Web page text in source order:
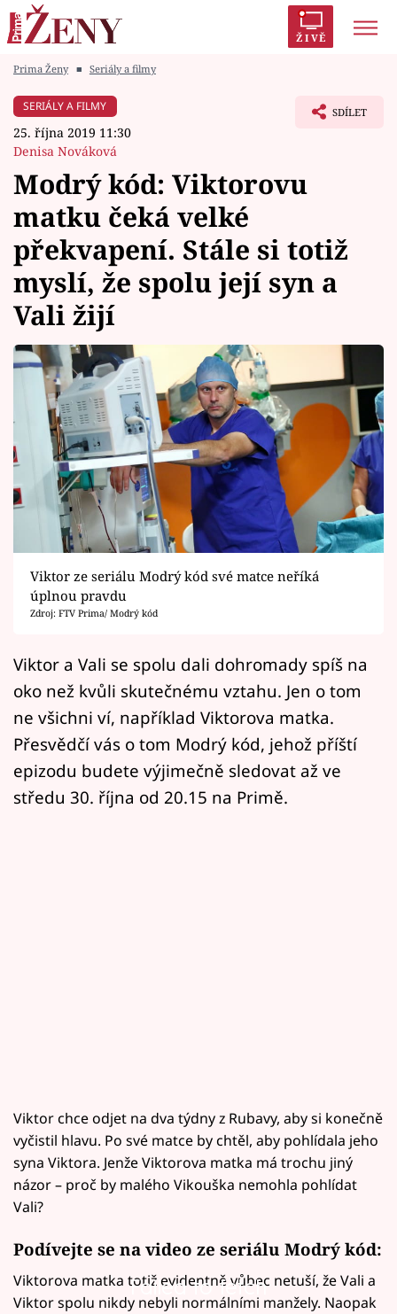
ŽIVĚ
Módní alarm
Témata
Celebrity
Vztahy
Seriály
Horoskopy
Sledujte prima+
Filmový festival Karlovy Vary
Pořady
Mámy sobě
Sledujte nás
Prima Ženy ■ Seriály a filmy
SERIÁLY A FILMY
25. října 2019 11:30
Denisa Nováková
SDÍLET
Modrý kód: Viktorovu
matku čeká velké
překvapení. Stále si totiž
myslí, že spolu její syn a
Vali žijí
Viktor ze seriálu Modrý kód své matce neříká
úplnou pravdu
Zdroj: FTV Prima/ Modrý kód
Viktor a Vali se spolu dali dohromady spíš na
oko než kvůli skutečnému vztahu. Jen o tom
ne všichni ví, například Viktorova matka.
Přesvědčí vás o tom Modrý kód, jehož příští
epizodu budete výjimečně sledovat až ve
středu 30. října od 20.15 na Primě.
Viktor chce odjet na dva týdny z Rubavy, aby si konečně
vyčistil hlavu. Po své matce by chtěl, aby pohlídala jeho
syna Viktora. Jenže Viktorova matka má trochu jiný
názor – proč by malého Vikouška nemohla pohlídat
Vali?
Podívejte se na video ze seriálu Modrý kód:
Failed to fetch
Viktorova matka totiž evidentně vůbec netuší, že Vali a
Viktor spolu nikdy nebyli normálními manžely. Naopak